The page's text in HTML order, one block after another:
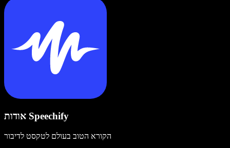
אודות Speechify
הקורא הטוב בעולם לטקסט לדיבור